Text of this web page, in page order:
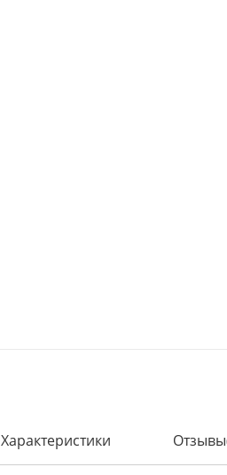
Характеристики